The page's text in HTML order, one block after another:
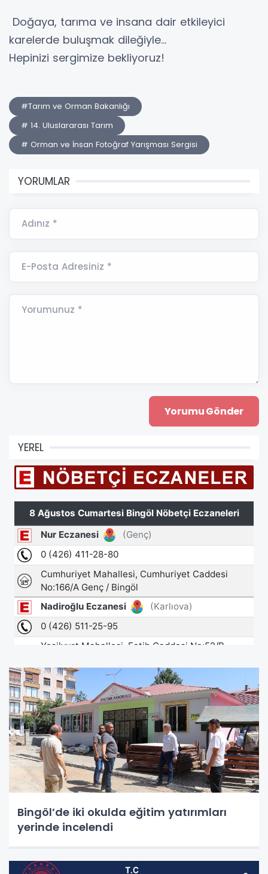
Doğaya, tarıma ve insana dair etkileyici
karelerde buluşmak dileğiyle...
Hepinizi sergimize bekliyoruz!
#Tarım ve Orman Bakanlığı
# 14. Uluslararası Tarım
# Orman ve İnsan Fotoğraf Yarışması Sergisi
YORUMLAR
Adınız *
E-Posta Adresiniz *
Yorumunuz *
YEREL
Bingöl’de iki okulda eğitim yatırımları
yerinde incelendi